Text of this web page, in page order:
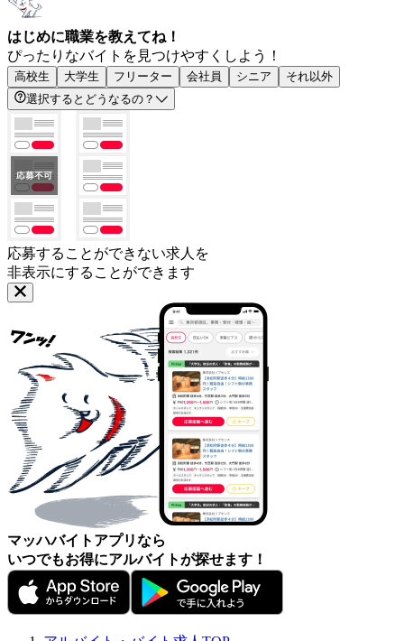
はじめに職業を教えてね！
ぴったりなバイトを見つけやすくしよう！
高校生 大学生 フリーター 会社員 シニア
それ以外
選択するとどうなるの？
応募することができない求人を
非表示にすることができます
マッハバイトアプリなら
いつでもお得にアルバイトが探せます！